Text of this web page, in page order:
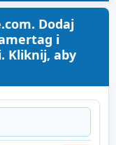
Dodaj
i
Kliknij, aby